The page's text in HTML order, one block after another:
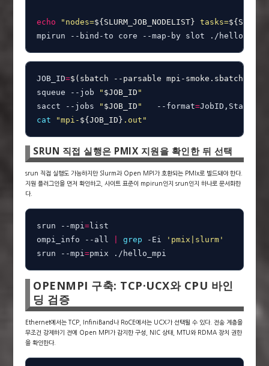
echo "nodes=${SLURM_JOB_NODELIST} tasks=
mpirun --bind-to core --map-by slot ./hello_mpi
JOB_ID=$( sbatch --parsable mpi-smoke.sbatch
squeue --job
" $JOB_ID "
sacct --jobs
" $JOB_ID "
   --format
=
cat
"mpi- ${JOB_ID} .out"
SRUN 직접 실행은 PMIX 지원을 확인한 뒤 선택
srun 직접 실행도 가능하지만 Slurm과 Open MPI가 호환되는 PMIx로 빌드돼야 한다.
지원 플러그인을 먼저 확인하고, 사이트 표준이 mpirun인지 srun인지 하나로 문서화한
다.
srun --mpi= list
ompi_info --all
grep -Ei
'pmix|slurm'
srun --mpi=pmix ./hello_mpi
OPENMPI 구축: TCP·UCX와 CPU 바인
딩 검증
Ethernet에서는 TCP, InfiniBand나 RoCE에서는 UCX가 선택될 수 있다. 전송 계층을
무조건 강제하기 전에 Open MPI가 감지한 구성, NIC 상태, MTU와 RDMA 장치 권한
을 확인한다.